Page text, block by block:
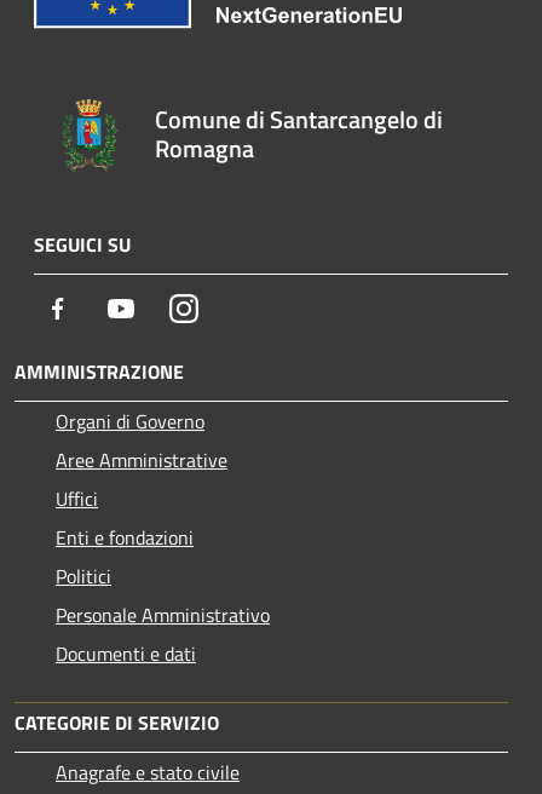
Comune di Santarcangelo di
Romagna
SEGUICI SU
Facebook YoutubeInstagram
AMMINISTRAZIONE
Organi di Governo
Aree Amministrative
Uffici
Enti e fondazioni
Politici
Personale Amministrativo
Documenti e dati
CATEGORIE DI SERVIZIO
Anagrafe e stato civile